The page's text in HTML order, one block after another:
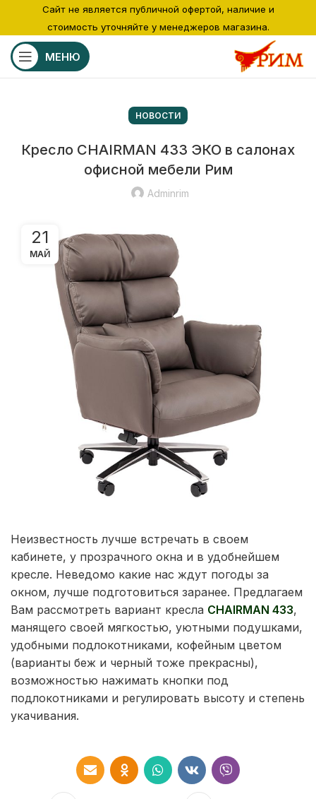
МЕНЮ
НОВОСТИ
Кресло CHAIRMAN 433 ЭКО в салонах
офисной мебели Рим
Adminrim
21
МАЙ
Неизвестность лучше встречать в своем
кабинете, у прозрачного окна и в удобнейшем
кресле. Неведомо какие нас ждут погоды за
окном, лучше подготовиться заранее. Предлагаем
Вам рассмотреть вариант кресла CHAIRMAN 433,
манящего своей мягкостью, уютными подушками,
удобными подлокотниками, кофейным цветом
(варианты беж и черный тоже прекрасны),
возможностью нажимать кнопки под
подлокотниками и регулировать высоту и степень
укачивания.
Сайт не является публичной офертой, наличие и
стоимость уточняйте у менеджеров магазина.